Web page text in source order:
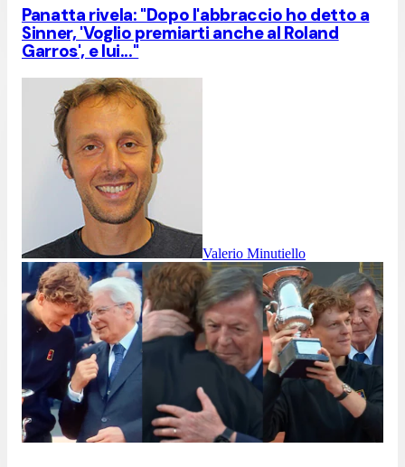
Panatta rivela: "Dopo l'abbraccio ho detto a
Sinner, 'Voglio premiarti anche al Roland
Garros', e lui..."
Valerio Minutiello